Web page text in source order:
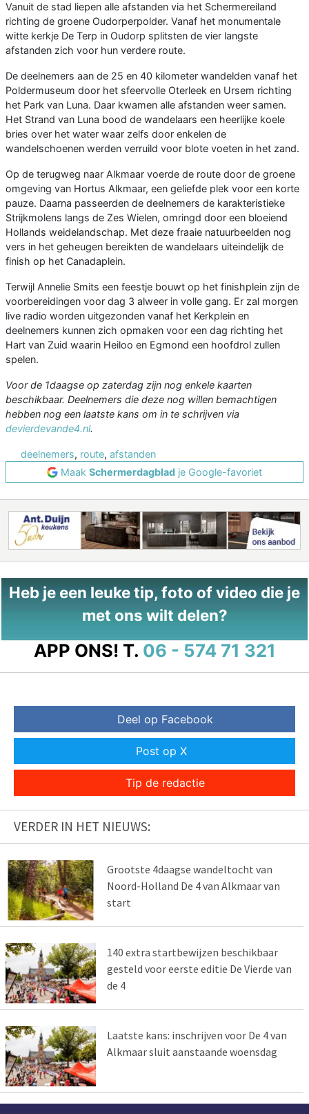
Vanuit de stad liepen alle afstanden via het Schermereiland
richting de groene Oudorperpolder. Vanaf het monumentale
witte kerkje De Terp in Oudorp splitsten de vier langste
afstanden zich voor hun verdere route.
De deelnemers aan de 25 en 40 kilometer wandelden vanaf het
Poldermuseum door het sfeervolle Oterleek en Ursem richting
het Park van Luna. Daar kwamen alle afstanden weer samen.
Het Strand van Luna bood de wandelaars een heerlijke koele
bries over het water waar zelfs door enkelen de
wandelschoenen werden verruild voor blote voeten in het zand.
Op de terugweg naar Alkmaar voerde de route door de groene
omgeving van Hortus Alkmaar, een geliefde plek voor een korte
pauze. Daarna passeerden de deelnemers de karakteristieke
Strijkmolens langs de Zes Wielen, omringd door een bloeiend
Hollands weidelandschap. Met deze fraaie natuurbeelden nog
vers in het geheugen bereikten de wandelaars uiteindelijk de
finish op het Canadaplein.
Terwijl Annelie Smits een feestje bouwt op het finishplein zijn de
voorbereidingen voor dag 3 alweer in volle gang. Er zal morgen
live radio worden uitgezonden vanaf het Kerkplein en
deelnemers kunnen zich opmaken voor een dag richting het
Hart van Zuid waarin Heiloo en Egmond een hoofdrol zullen
spelen.
Voor de 1daagse op zaterdag zijn nog enkele kaarten
beschikbaar. Deelnemers die deze nog willen bemachtigen
hebben nog een laatste kans om in te schrijven via
devierdevande4.nl.
deelnemers, route, afstanden
Maak Schermerdagblad je Google-favoriet
Heb je een leuke tip, foto of video die je
met ons wilt delen?
APP ONS! T. 06 - 574 71 321
Deel op Facebook
Post op X
Tip de redactie
VERDER IN HET NIEUWS:
Grootste 4daagse wandeltocht van
Noord-Holland De 4 van Alkmaar van
start
140 extra startbewijzen beschikbaar
gesteld voor eerste editie De Vierde van
de 4
Laatste kans: inschrijven voor De 4 van
Alkmaar sluit aanstaande woensdag